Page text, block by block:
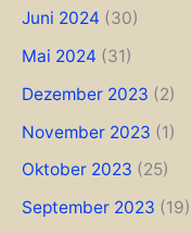
Juni 2024 (30)
Mai 2024 (31)
Dezember 2023 (2)
November 2023 (1)
Oktober 2023 (25)
September 2023 (19)